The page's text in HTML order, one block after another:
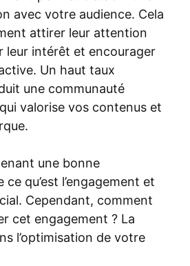
avec votre audience. Cela
attirer leur attention
leur intérêt et encourager
Un haut taux
une communauté
valorise vos contenus et
une bonne
qu’est l’engagement et
Cependant, comment
cet engagement ? La
l’optimisation de votre